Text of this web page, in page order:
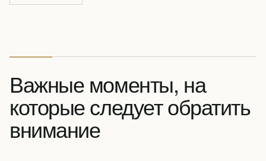
Важные моменты, на
которые следует обратить
внимание